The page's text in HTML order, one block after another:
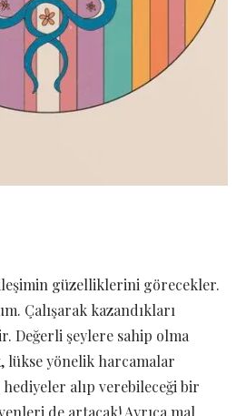
güzelliklerini görecekler.
Çalışarak kazandıkları
Değerli şeylere sahip olma
lükse yönelik harcamalar
alıp verebileceği bir
de artacak! Ayrıca mal